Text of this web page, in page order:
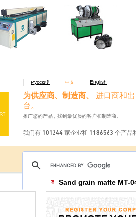
Русский 中文 English
为供应商、制造商、
进口商和
台。
推广您的产品，找到最优质的客户和制造商。
我们有 101244 家企业和 1186563 个产品
Sand grain matte MT-